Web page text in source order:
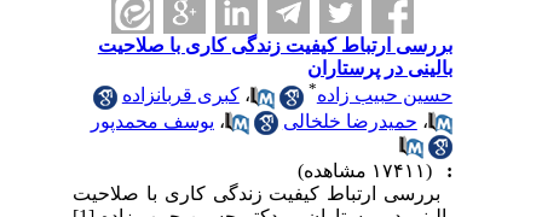
بررسی ارتباط کیفیت زندگی کاری با صلاحیت
بالینی در پرستاران
حسین حبیب زاده* ،کبری قربانزاده
،حمیدرضا خلخالی ،یوسف محمدپور
بررسی ارتباط کیفیت زندگی کاری با صلاحیت